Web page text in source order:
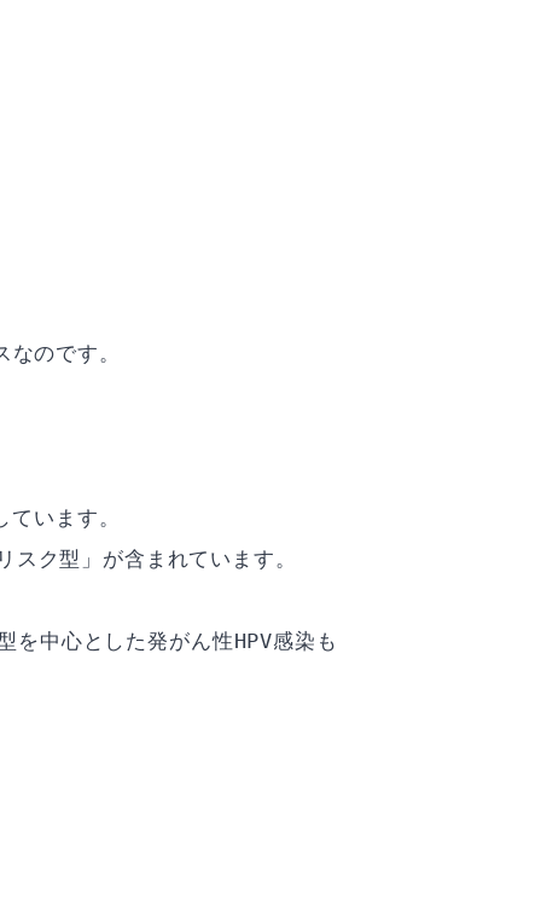
のです。
います。
ク型」が含まれています。
中心とした発がん性HPV感染も